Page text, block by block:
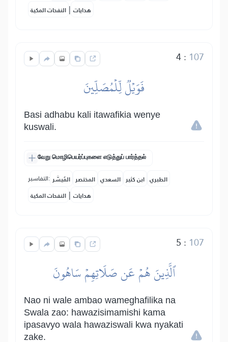
النفحات المكية | هدايات
4: 107
فَوَيۡلٞ لِّلۡمُصَلِّينَ
Basi adhabu kali itawafikia wenye
kuswali.
வேறு மொழிபெயர்ப்புகளை எடுத்துப் பார்த்தல்
التفاسير: المُيسَّر المختصر السعدي ابن كثير الطبري
النفحات المكية | هدايات
5 : 107
ٱلَّذِينَ هُمۡ عَن صَلَاتِهِمۡ سَاهُونَ
Nao ni wale ambao wameghafilika na
Swala zao: hawazisimamishi kama
ipasavyo wala hawaziswali kwa nyakati
zake.